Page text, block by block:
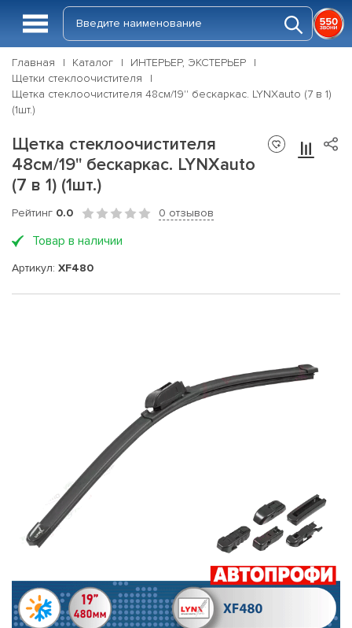
Главная Каталог
ИНТЕРЬЕР, ЭКСТЕРЬЕР
Щетки стеклоочистителя
Щетка стеклоочистителя 48см/19'' бескаркас. LYNXauto (7 в 1)
(1шт.)
Щетка стеклоочистителя
48см/19'' бескаркас. LYNXauto
(7 в 1) (1шт.)
Рейтинг 0.0 0 отзывов
Товар в наличии
Артикул: XF480